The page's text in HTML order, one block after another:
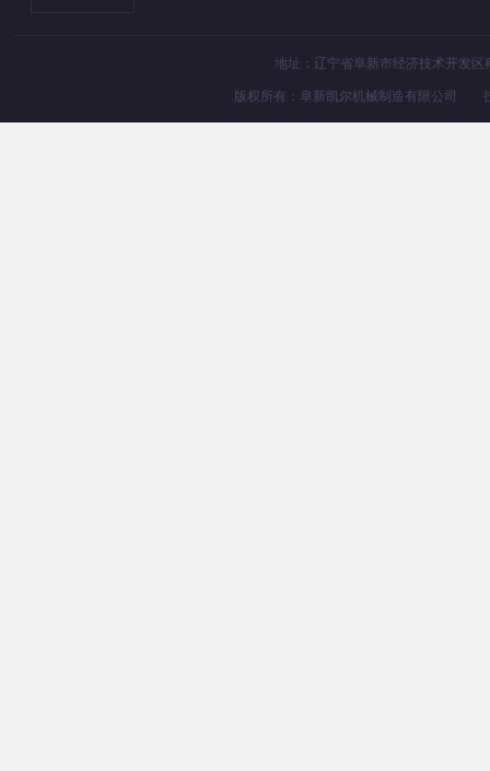
地址：辽宁省阜新市经济技术开发
版权所有：阜新凯尔机械制造有限公司